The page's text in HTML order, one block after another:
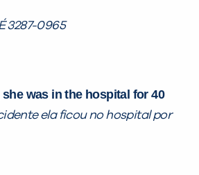
3287-0965
was in the hospital for 40
ela ficou no hospital por